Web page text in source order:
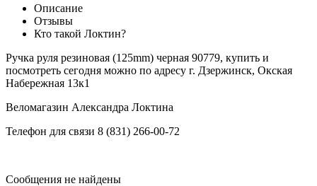
Описание
Отзывы
Кто такой Локтин?
Ручка руля резиновая (125mm) черная 90779, купить и
посмотреть сегодня можно по адресу г. Дзержинск, Окская
Набережная 13к1
Веломагазин Александра Локтина
Телефон для связи 8 (831) 266-00-72
Сообщения не найдены